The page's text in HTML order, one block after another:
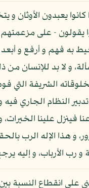
يعبدون الأوثان و
يقولون - على
به فهم و أرفع و أبعد
و لا بد للإنسان
الشريفة التي
النظام الجاري
فينزل علينا
و هذا الإله الرب
و رب الأرباب، و إليه
على انقطاع النسبة